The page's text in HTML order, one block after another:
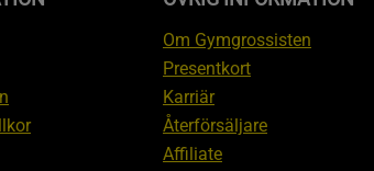
Om Gymgrossisten
Presentkort
Karriär
Återförsäljare
Affiliate